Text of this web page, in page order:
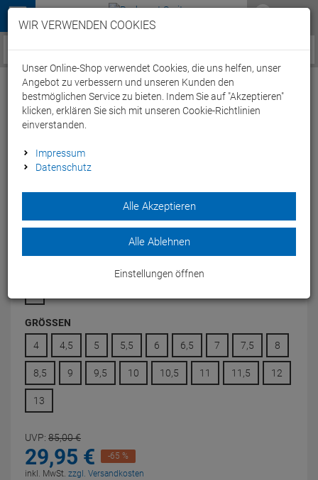
Menü
Service / Hilfe
New Balance U420 SNRK Sneaker
Damals als futuristischer Laufschuh auf den Markt gebracht,
glänzt der U420 heute auf den Straßen als Lifestyle-
GRÖSSEN
4
4,5 5 5,5 6 6,5 7 7,5 8
8,5 9 9,5 10 10,5 11 11,5 12
13
UVP: 85,00€
29,95 €
-65 %
inkl. MwSt. zzgl. Versandkosten
WIR VERWENDEN COOKIES
Unser Online-Shop verwendet Cookies, die uns helfen, unser
Angebot zu verbessern und unseren Kunden den
bestmöglichen Service zu bieten. Indem Sie auf "Akzeptieren"
klicken, erklären Sie sich mit unseren Cookie-Richtlinien
einverstanden.
Impressum
Datenschutz
Alle Akzeptieren
Alle Ablehnen
Einstellungen öffnen